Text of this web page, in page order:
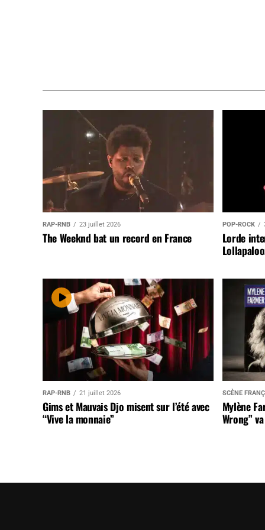
RAP-RNB 23 juillet 2026
The Weeknd bat un record en France
POP-ROCK
Lorde
RAP-RNB 21 juillet 2026
Gims et Mauvais Djo misent sur l’été avec
“Vive la monnaie”
SCÈNE
Mylène
Wrong”